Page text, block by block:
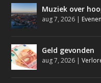
Muziek over
aug 7, 2026 |
Geld gevonden
aug 7, 2026 |